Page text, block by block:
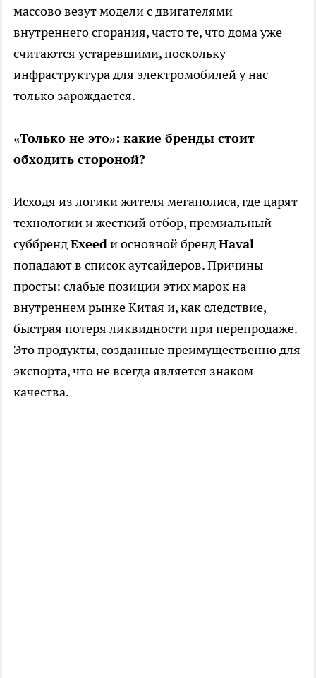
массово везут модели с двигателями
внутреннего сгорания, часто те, что дома уже
считаются устаревшими, поскольку
инфраструктура для электромобилей у нас
только зарождается.
«Только не это»: какие бренды стоит
обходить стороной?
Исходя из логики жителя мегаполиса, где царят
технологии и жесткий отбор, премиальный
суббрендExeedи основной брендHaval
попадают в список аутсайдеров. Причины
просты: слабые позиции этих марок на
внутреннем рынке Китая и, как следствие,
быстрая потеря ликвидности при перепродаже.
Это продукты, созданные преимущественно для
экспорта, что не всегда является знаком
качества.